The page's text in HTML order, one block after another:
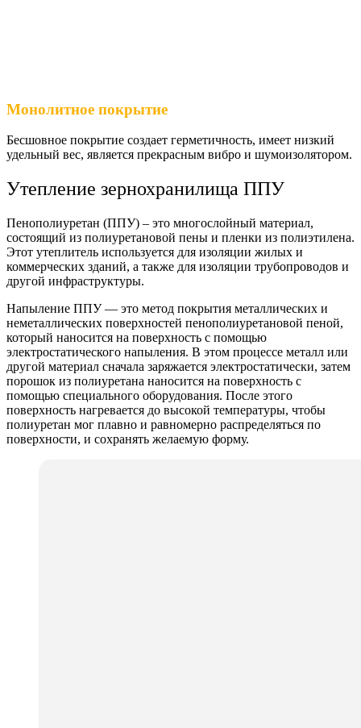
Монолитное покрытие
Бесшовное покрытие создает герметичность, имеет низкий
удельный вес, является прекрасным вибро и шумоизолятором.
Утепление зернохранилища ППУ
Пенополиуретан (ППУ) – это многослойный материал,
состоящий из полиуретановой пены и пленки из полиэтилена.
Этот утеплитель используется для изоляции жилых и
коммерческих зданий, а также для изоляции трубопроводов и
другой инфраструктуры.
Напыление ППУ — это метод покрытия металлических и
неметаллических поверхностей пенополиуретановой пеной,
который наносится на поверхность с помощью
электростатического напыления. В этом процессе металл или
другой материал сначала заряжается электростатически, затем
порошок из полиуретана наносится на поверхность с
помощью специального оборудования. После этого
поверхность нагревается до высокой температуры, чтобы
полиуретан мог плавно и равномерно распределяться по
поверхности, и сохранять желаемую форму.